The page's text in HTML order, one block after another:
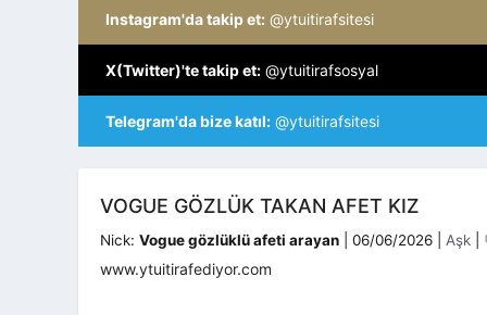
Instagram'da takip et: @ytuitirafsitesi
X(Twitter)'te takip et: @ytuitirafsosyal
Telegram'da bize katıl: @ytuitirafsitesi
VOGUE GÖZLÜK TAKAN AFET KIZ
Nick: Vogue gözlüklü afeti arayan 06/06/2026 Aşk
www.ytuitirafediyor.com